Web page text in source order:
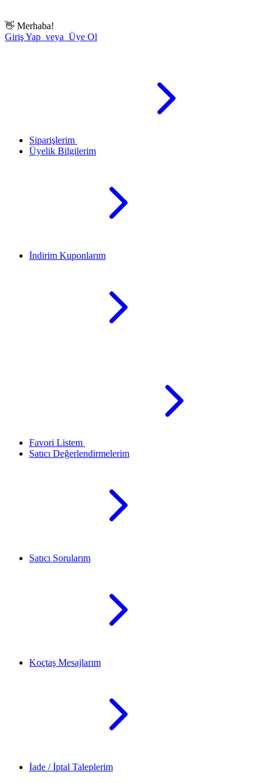
👋 Merhaba!
Giriş Yap veya Üye Ol
Siparişlerim
Üyelik Bilgilerim
İndirim Kuponlarım
Favori Listem
Satıcı Değerlendirmelerim
Satıcı Sorularım
Koçtaş Mesajlarım
İade / İptal Taleplerim